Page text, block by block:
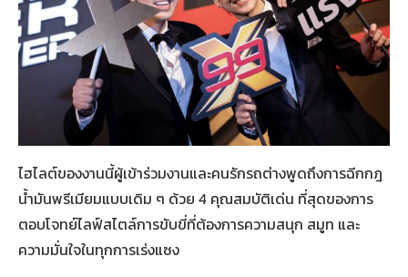
ไฮไลต์ของงานนี้ผู้เข้าร่วมงานและคนรักรถต่างพูดถึงการฉีกกฎ
น้ำมันพรีเมียมแบบเดิม ๆ ด้วย 4 คุณสมบัติเด่น ที่สุดของการ
ตอบโจทย์ไลฟ์สไตล์การขับขี่ที่ต้องการความสนุก สมูท และ
ความมั่นใจในทุกการเร่งแซง